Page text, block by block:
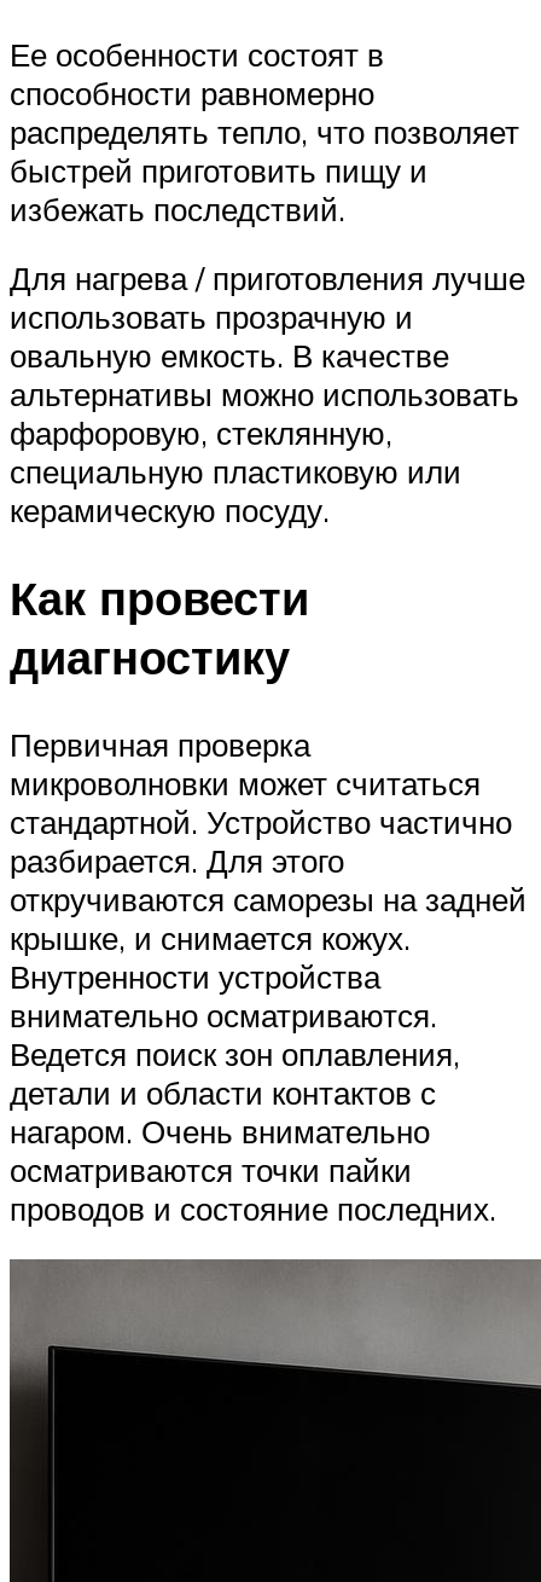
Ее особенности состоят в
способности равномерно
распределять тепло, что позволяет
быстрей приготовить пищу и
избежать последствий.
Для нагрева / приготовления лучше
использовать прозрачную и
овальную емкость. В качестве
альтернативы можно использовать
фарфоровую, стеклянную,
специальную пластиковую или
керамическую посуду.
Как провести
диагностику
Первичная проверка
микроволновки может считаться
стандартной. Устройство частично
разбирается. Для этого
откручиваются саморезы на задней
крышке, и снимается кожух.
Внутренности устройства
внимательно осматриваются.
Ведется поиск зон оплавления,
детали и области контактов с
нагаром. Очень внимательно
осматриваются точки пайки
проводов и состояние последних.